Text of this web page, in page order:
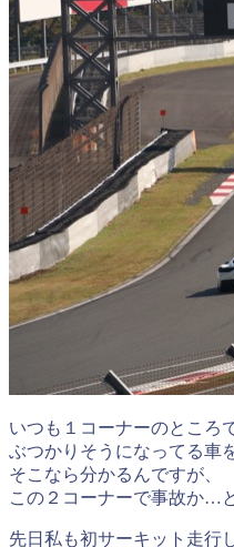
いつも１コーナーのところ
ぶつかりそうになってる車
そこなら分かるんですが、
この２コーナーで事故か…と
先日私も初サーキット走行